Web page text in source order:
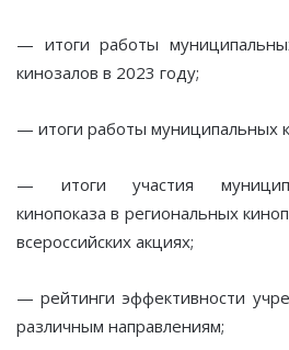
— итоги работы
кинозалов в 2023 году;
— итоги работы муниципальных
— итоги участия
кинопоказа в региональных
всероссийских акциях;
— рейтинги эффективности
различным направлениям;